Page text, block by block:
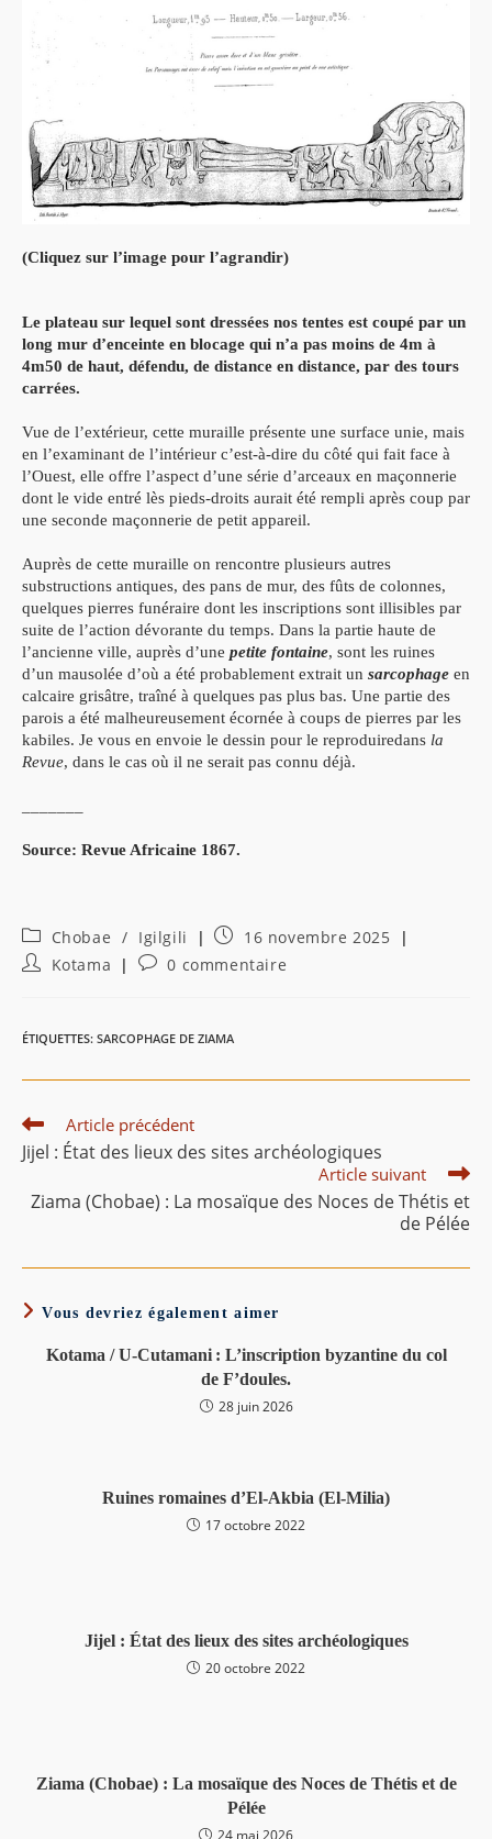
(Cliquez sur l’image pour l’agrandir)
Le plateau sur lequel sont dressées nos tentes est coupé par un
long mur d’enceinte en blocage qui n’a pas moins de 4m à
4m50 de haut, défendu, de distance en distance, par des tours
carrées.
Vue de l’extérieur, cette muraille présente une surface unie, mais
en l’examinant de l’intérieur c’est-à-dire du côté qui fait face à
l’Ouest, elle offre l’aspect d’une série d’arceaux en maçonnerie
dont le vide entré lès pieds-droits aurait été rempli après coup par
une seconde maçonnerie de petit appareil.
Auprès de cette muraille on rencontre plusieurs autres
substructions antiques, des pans de mur, des fûts de colonnes,
quelques pierres funéraire dont les inscriptions sont illisibles par
suite de l’action dévorante du temps. Dans la partie haute de
l’ancienne ville, auprès d’une petite fontaine, sont les ruines
d’un mausolée d’où a été probablement extrait un sarcophage en
calcaire grisâtre, traîné à quelques pas plus bas. Une partie des
parois a été malheureusement écornée à coups de pierres par les
kabiles. Je vous en envoie le dessin pour le reproduiredans la
Revue, dans le cas où il ne serait pas connu déjà.
Source: Revue Africaine 1867.
Post
category:
Chobae / Igilgili
Publication
publiée :
16 novembre 2025
Auteur/autrice
Kotama
Commentaires
0 commentaire
ÉTIQUETTES: SARCOPHAGE DE ZIAMA
Read
more
articles
Article précédent
Jijel : État des lieux des sites archéologiques
Article suivant
Ziama (Chobae) : La mosaïque des Noces de Thétis et
de Pélée
Vous devriez également aimer
Kotama / U-Cutamani : L’inscription byzantine du col
de F’doules.
28 juin 2026
Ruines romaines d’El-Akbia (El-Milia)
17 octobre 2022
Jijel : État des lieux des sites archéologiques
20 octobre 2022
Ziama (Chobae) : La mosaïque des Noces de Thétis et de
Pélée